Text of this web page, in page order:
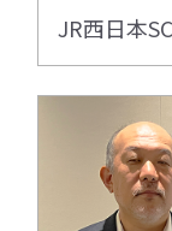
JR西日本